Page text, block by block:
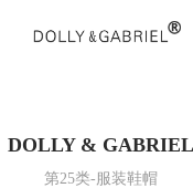
DOLLY & GABRIEL
第25类-服装鞋帽